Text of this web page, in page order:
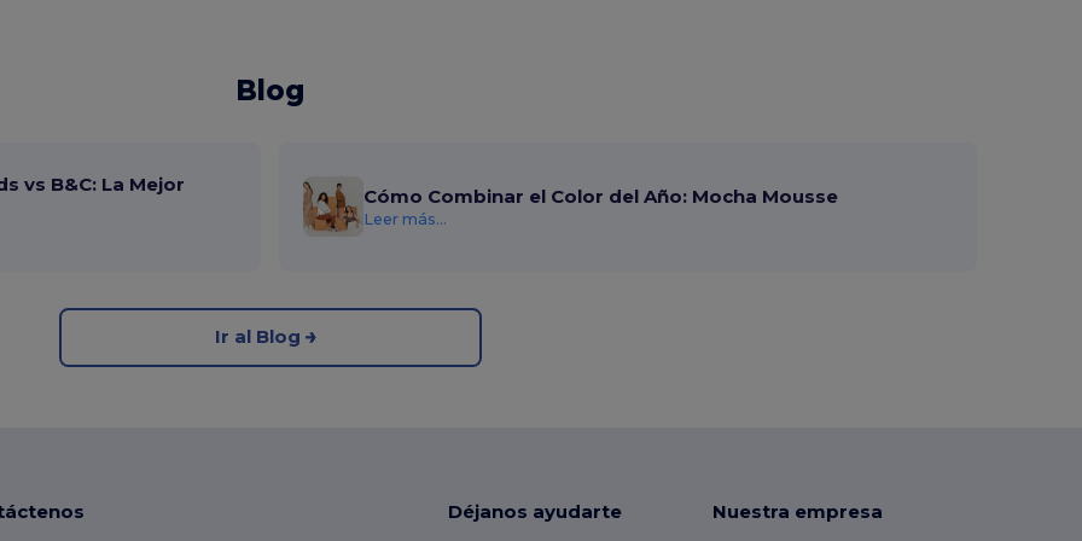
Blog
vs B&C: La Mejor
Cómo Combinar el Color del Año: Mocha Mousse
Leer más...
Ir al Blog
Déjanos ayudarte Nuestra empresa